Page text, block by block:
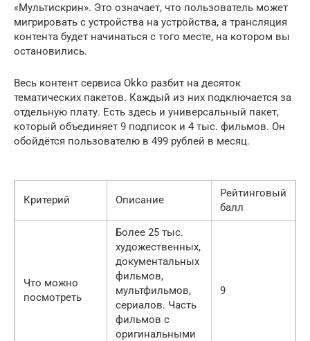
«Мультискрин». Это означает, что пользователь может
мигрировать с устройства на устройства, а трансляция
контента будет начинаться с того месте, на котором вы
остановились.
Весь контент сервиса Okko разбит на десяток
тематических пакетов. Каждый из них подключается за
отдельную плату. Есть здесь и универсальный пакет,
который объединяет 9 подписок и 4 тыс. фильмов. Он
обойдётся пользователю в 499 рублей в месяц.
Критерий Описание
Рейтинговый
балл
Что можно
посмотреть
Более 25 тыс.
художественных,
документальных
фильмов,
мультфильмов,
сериалов. Часть
фильмов с
оригинальными
9